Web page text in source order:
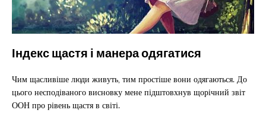
Індекс щастя і манера одягатися
Чим щасливіше люди живуть, тим простіше вони одягаються. До
цього несподіваного висновку мене підштовхнув щорічний звіт
ООН про рівень щастя в світі.